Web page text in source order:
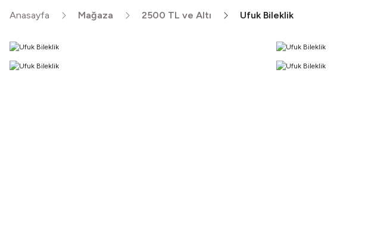
Anasayfa Mağaza 2500 TL ve Altı Ufuk Bileklik